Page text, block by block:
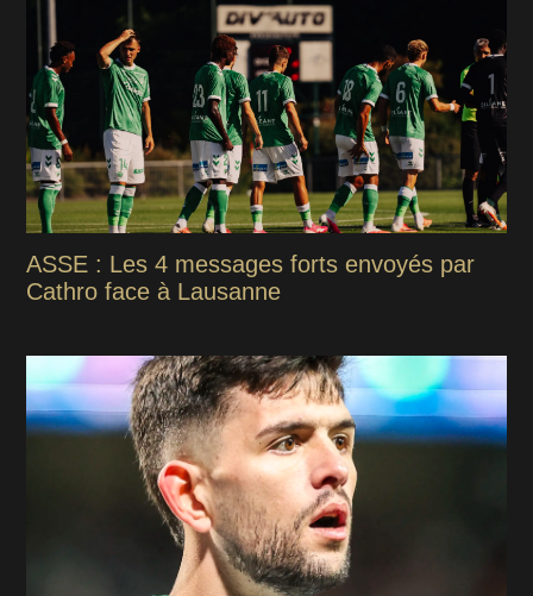
ASSE : Les 4 messages forts envoyés par
Cathro face à Lausanne